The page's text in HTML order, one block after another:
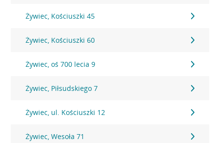
Żywiec, Kościuszki 45
Żywiec, Kościuszki 60
Żywiec, oś 700 lecia 9
Żywiec, Piłsudskiego 7
Żywiec, ul. Kościuszki 12
Żywiec, Wesoła 71